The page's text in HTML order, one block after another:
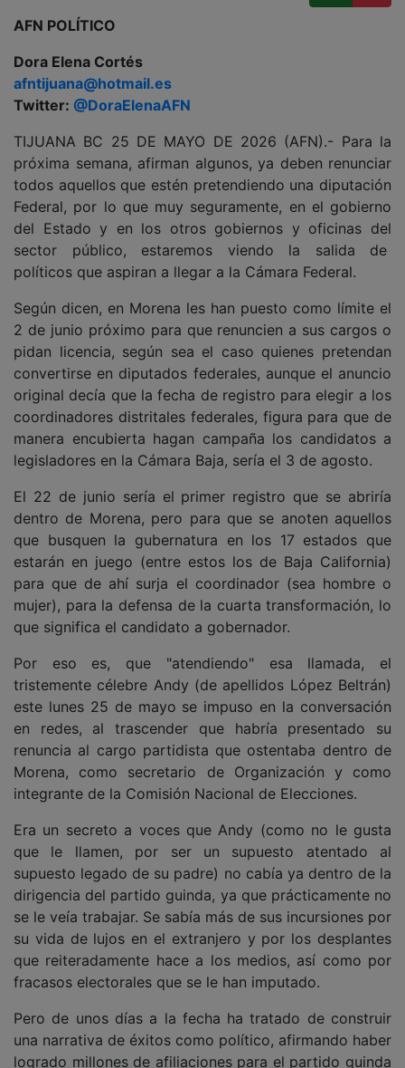
AFN POLÍTICO
Dora Elena Cortés
afntijuana@hotmail.es
Twitter: @DoraElenaAFN
TIJUANA BC 25 DE MAYO DE 2026 (AFN).- Para la
próxima semana, afirman algunos, ya deben renunciar
todos aquellos que estén pretendiendo una diputación
Federal, por lo que muy seguramente, en el gobierno
del Estado y en los otros gobiernos y oficinas del
sector público, estaremos viendo la salida de
políticos que aspiran a llegar a la Cámara Federal.
Según dicen, en Morena les han puesto como límite el
2 de junio próximo para que renuncien a sus cargos o
pidan licencia, según sea el caso quienes pretendan
convertirse en diputados federales, aunque el anuncio
original decía que la fecha de registro para elegir a los
coordinadores distritales federales, figura para que de
manera encubierta hagan campaña los candidatos a
legisladores en la Cámara Baja, sería el 3 de agosto.
El 22 de junio sería el primer registro que se abriría
dentro de Morena, pero para que se anoten aquellos
que busquen la gubernatura en los 17 estados que
estarán en juego (entre estos los de Baja California)
para que de ahí surja el coordinador (sea hombre o
mujer), para la defensa de la cuarta transformación, lo
que significa el candidato a gobernador.
Por eso es, que "atendiendo" esa llamada, el
tristemente célebre Andy (de apellidos López Beltrán)
este lunes 25 de mayo se impuso en la conversación
en redes, al trascender que habría presentado su
renuncia al cargo partidista que ostentaba dentro de
Morena, como secretario de Organización y como
integrante de la Comisión Nacional de Elecciones.
Era un secreto a voces que Andy (como no le gusta
que le llamen, por ser un supuesto atentado al
supuesto legado de su padre) no cabía ya dentro de la
dirigencia del partido guinda, ya que prácticamente no
se le veía trabajar. Se sabía más de sus incursiones por
su vida de lujos en el extranjero y por los desplantes
que reiteradamente hace a los medios, así como por
fracasos electorales que se le han imputado.
Pero de unos días a la fecha ha tratado de construir
una narrativa de éxitos como político, afirmando haber
logrado millones de afiliaciones para el partido guinda